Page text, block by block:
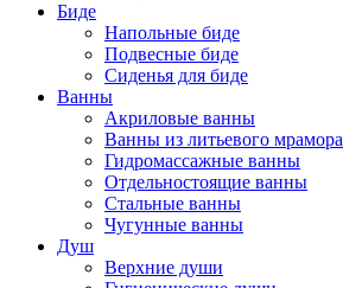
Биде
Напольные биде
Подвесные биде
Сиденья для биде
Ванны
Акриловые ванны
Ванны из литьевого мрамора
Гидромассажные ванны
Отдельностоящие ванны
Стальные ванны
Чугунные ванны
Душ
Верхние души